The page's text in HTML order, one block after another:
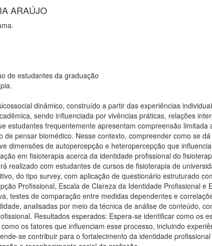
ARAÚJO
de estudantes da graduação
dinâmico, construído a partir das experiências
sendo influenciada por vivências práticas, relações
estudantes frequentemente apresentam compreensão limitada
pensar biomédico. Nesse contexto, compreender como se
dimensões de autopercepção e heteropercepção que
em fisioterapia acerca da identidade profissional do
realizado com estudantes de cursos de fisioterapia de
do tipo survey, com aplicação de questionário estruturado
Profissional, Escala de Clareza da Identidade Profissional e
testes de comparação entre medidas dependentes e
analisadas por meio da técnica de análise de conteúdo,
Resultados esperados: Espera-se identificar como os
os fatores que influenciam esse processo, incluindo
se contribuir para o fortalecimento da identidade